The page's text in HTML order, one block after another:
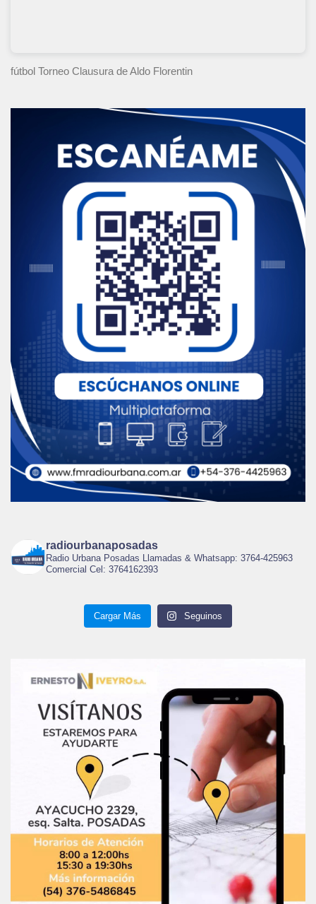
fútbol Torneo Clausura de Aldo Florentin
radiourbanaposadas
Radio Urbana Posadas Llamadas & Whatsapp: 3764-425963
Comercial Cel: 3764162393
Cargar Más Seguinos